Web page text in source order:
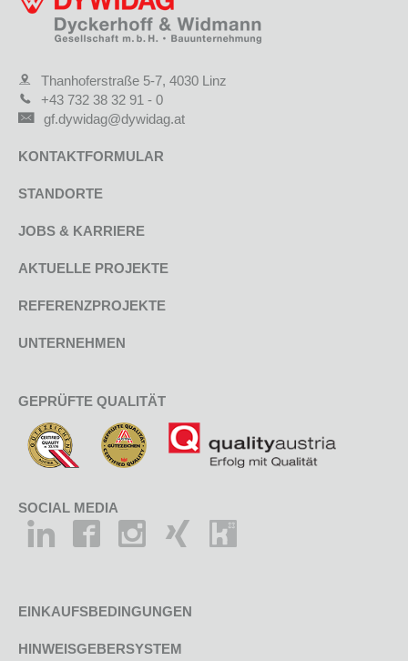
Thanhoferstraße 5-7, 4030 Linz
+43 732 38 32 91 - 0
gf.dywidag@dywidag.at
KONTAKTFORMULAR
STANDORTE
JOBS & KARRIERE
AKTUELLE PROJEKTE
REFERENZPROJEKTE
UNTERNEHMEN
GEPRÜFTE QUALITÄT
SOCIAL MEDIA
EINKAUFSBEDINGUNGEN
HINWEISGEBERSYSTEM